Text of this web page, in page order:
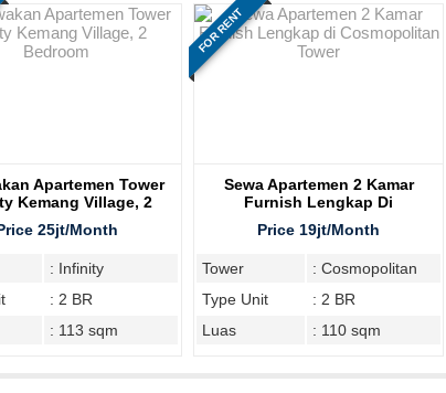
Apartemen Tower
Kemang Village, 2
Bedroom
25jt/Month
: Infinity
: 2 BR
: 113 sqm
FOR RENT
Sewa Apartemen 2 Kamar
Furnish Lengkap Di
Cosmopolitan Tower
Price 19jt/Month
Tower
: Cosmopolitan
Type Unit
: 2 BR
Luas
: 110 sqm